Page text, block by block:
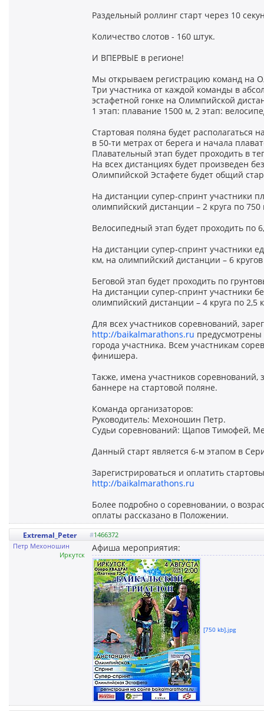
Раздельный роллинг старт через 10
Количество слотов - 160 штук.
И ВПЕРВЫЕ в регионе!
Мы открываем регистрацию команд на
Три участника от каждой команды в
эстафетной гонке на Олимпийской
1 этап: плавание 1500 м, 2 этап:
Стартовая поляна будет располагаться
в 50-ти метрах от берега и начала
Плавательный этап будет проходить в
На всех дистанциях будет произведен
Олимпийской Эстафете будет общий
На дистанции супер-спринт участники
олимпийский дистанции – 2 круга по 750
Велосипедный этап будет проходить по
На дистанции супер-спринт участники
км, на олимпийский дистанции – 6
Беговой этап будет проходить по
На дистанции супер-спринт участники
олимпийский дистанции – 4 круга по 2,5
Для всех участников соревнований,
http://baikalmarathons.ru
города участника. Всем участникам
финишера.
Также, имена участников
баннере на стартовой поляне.
Команда организаторов:
Руководитель: Мехоношин Петр.
Судьи соревнований: Щапов Тимофей,
Данный старт является 6-м этапом в
Зарегистрироваться и оплатить
http://baikalmarathons.ru
Более подробно о соревновании, о
оплаты рассказано в Положении.
Extremal_Peter #1466372
Петр Мехоношин
Иркутск
Афиша мероприятия:
[750 kb].jpg